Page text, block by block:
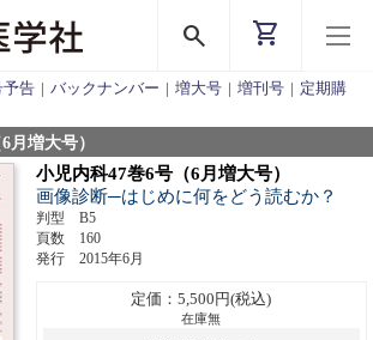
search shopping_cart
予告 | バックナンバー | 増大号 | 増刊号 | 定期購
月増大号）
小児内科47巻6号（6月増大号）
画像診断─はじめに何をどう読むか？
判型 B5
頁数 160
発行 2015年6月
定価：5,500円(税込)
在庫無